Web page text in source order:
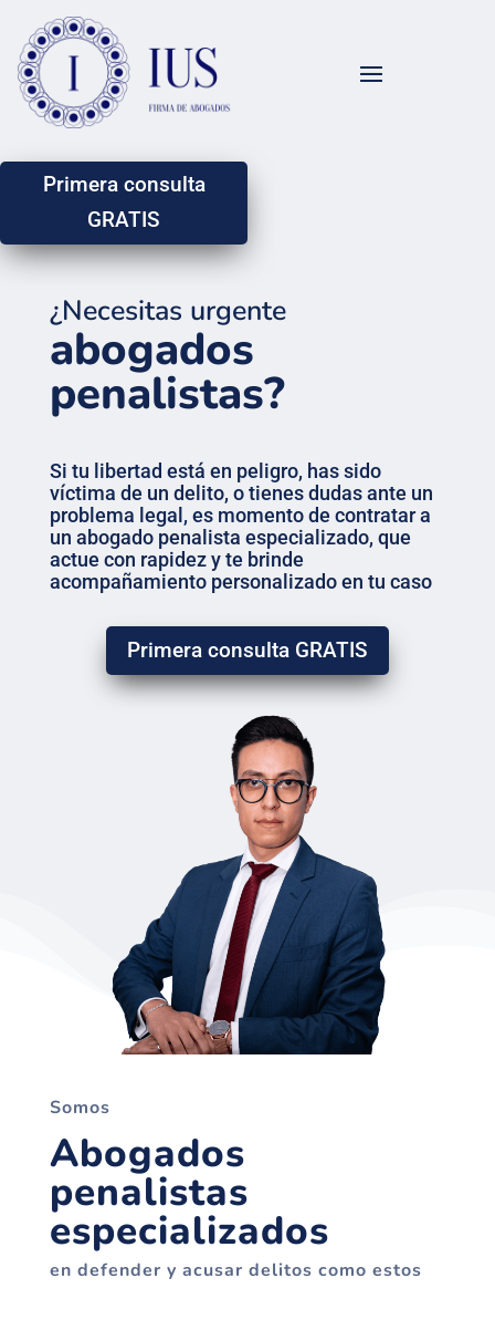
Primera consulta
GRATIS
¿Necesitas urgente
abogados
penalistas?
Si tu libertad está en peligro, has sido
víctima de un delito, o tienes dudas ante un
problema legal, es momento de contratar a
un abogado penalista especializado, que
actue con rapidez y te brinde
acompañamiento personalizado en tu caso
Primera consulta GRATIS
Somos
Abogados
penalistas
especializados
en defender y acusar delitos como estos